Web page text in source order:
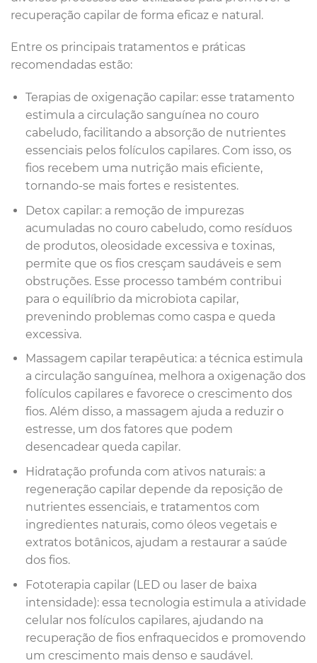
recuperação capilar de forma eficaz e natural.
Entre os principais tratamentos e práticas
recomendadas estão:
Terapias de oxigenação capilar: esse tratamento
estimula a circulação sanguínea no couro
cabeludo, facilitando a absorção de nutrientes
essenciais pelos folículos capilares. Com isso, os
fios recebem uma nutrição mais eficiente,
tornando-se mais fortes e resistentes.
Detox capilar: a remoção de impurezas
acumuladas no couro cabeludo, como resíduos
de produtos, oleosidade excessiva e toxinas,
permite que os fios cresçam saudáveis e sem
obstruções. Esse processo também contribui
para o equilíbrio da microbiota capilar,
prevenindo problemas como caspa e queda
excessiva.
Massagem capilar terapêutica: a técnica estimula
a circulação sanguínea, melhora a oxigenação dos
folículos capilares e favorece o crescimento dos
fios. Além disso, a massagem ajuda a reduzir o
estresse, um dos fatores que podem
desencadear queda capilar.
Hidratação profunda com ativos naturais: a
regeneração capilar depende da reposição de
nutrientes essenciais, e tratamentos com
ingredientes naturais, como óleos vegetais e
extratos botânicos, ajudam a restaurar a saúde
dos fios.
Fototerapia capilar (LED ou laser de baixa
intensidade): essa tecnologia estimula a atividade
celular nos folículos capilares, ajudando na
recuperação de fios enfraquecidos e promovendo
um crescimento mais denso e saudável.